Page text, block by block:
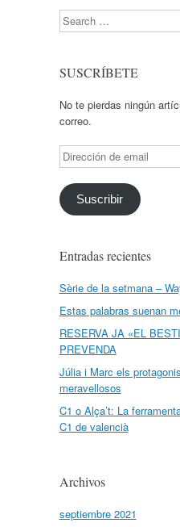
Search
SUSCRÍBETE
No te pierdas ningún
correo.
Dirección
de
email
Suscribir
Entradas recientes
Sèrie de la setmana –
Estas palabras suenan
RESERVA JA «EL
PREVENDA
Júlia i Marc els
meravellosos
C1 o Alça’t: La
C1 de valencià
Archivos
septiembre 2021